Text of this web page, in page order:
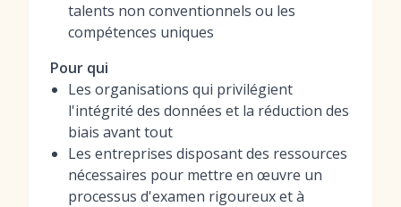
talents non conventionnels ou les
compétences uniques
Pour qui
Les organisations qui privilégient
l'intégrité des données et la réduction des
biais avant tout
Les entreprises disposant des ressources
nécessaires pour mettre en œuvre un
processus d'examen rigoureux et à